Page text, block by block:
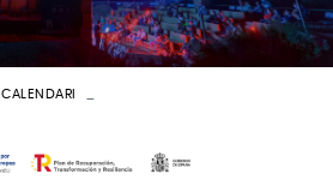
CALENDARI